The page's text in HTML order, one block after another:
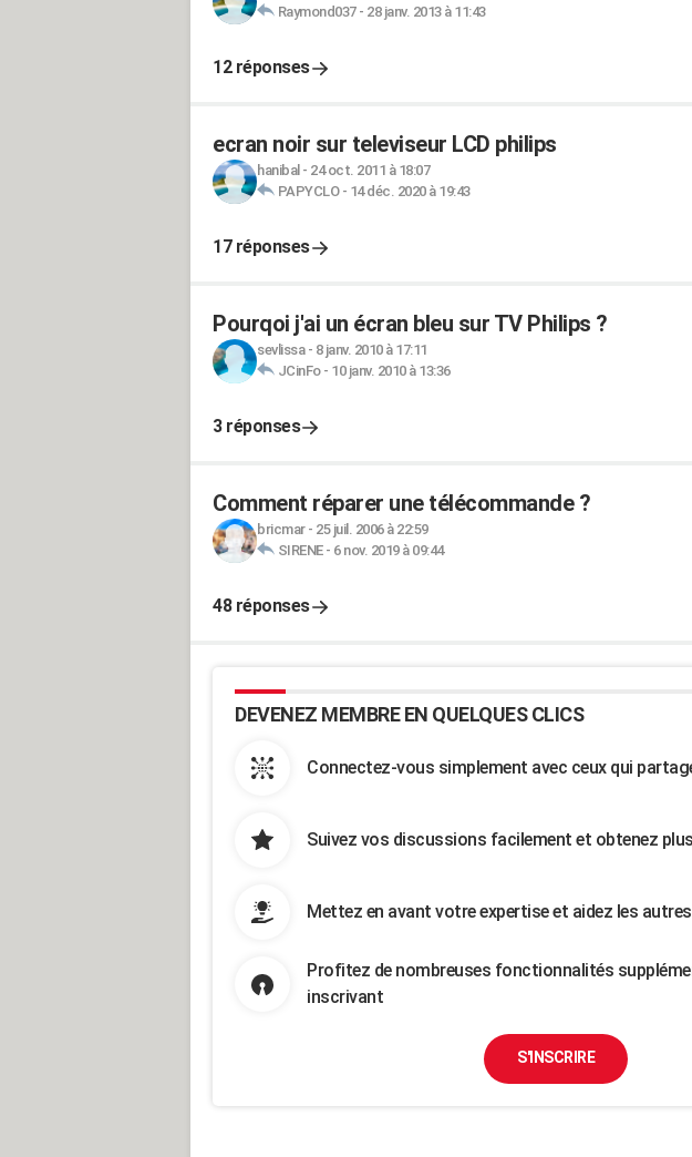
Raymond037- 28 janv. 2013 à 11:43
12 réponses
ecran noir sur televiseur LCD philips
hanibal - 24 oct. 2011 à 18:07
PAPYCLO- 14 déc. 2020 à 19:43
17 réponses
Pourqoi j'ai un écran bleu sur TV Philips ?
sevlissa- 8 janv. 2010 à 17:11
JCinFo- 10 janv. 2010 à 13:36
3 réponses
Comment réparer une télécommande ?
bricmar- 25 juil. 2006 à 22:59
SIRENE- 6 nov. 2019 à 09:44
48 réponses
DEVENEZ MEMBRE EN QUELQUES CLICS
Connectez-vous simplement avec ceux qui
Suivez vos discussions facilement et obtenez
Mettez en avant votre expertise et aidez les
Profitez de nombreuses fonctionnalités
inscrivant
S'INSCRIRE